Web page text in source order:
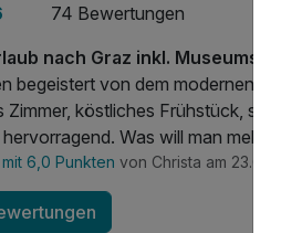
74 Bewertungen
nach Graz inkl.
begeistert von dem modernen
Zimmer, köstliches Frühstück,
Was will man mehr?
6,0 Punkten von Christa am